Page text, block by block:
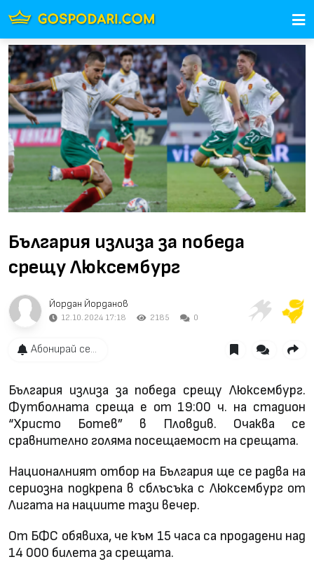
България излиза за победа
срещу Люксембург
Йордан Йорданов
12.10.2024 17:18 2185 0
Абонирай се...
България излиза за победа срещу Люксембург.
Футболната среща е от 19:00 ч. на стадион
“Христо Ботев” в Пловдив. Очаква се
сравнително голяма посещаемост на срещата.
Националният отбор на България ще се радва на
сериозна подкрепа в сблъсъка с Люксембург от
Лигата на нациите тази вечер.
От БФС обявиха, че към 15 часа са продадени над
14 000 билета за срещата.